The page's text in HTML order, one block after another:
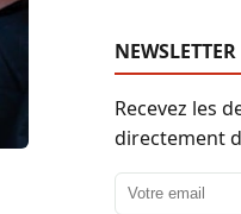
NEWSLETTER
Recevez les
directement
Adresse email